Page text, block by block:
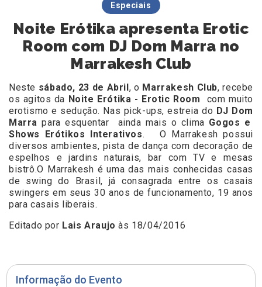
Informação do Evento
Especiais
Noite Erótika apresenta Erotic
Room com DJ Dom Marra no
Marrakesh Club
Neste sábado, 23 de Abril , o Marrakesh Club, recebe
os agitos da Noite Erótika - Erotic Room com muito
erotismo e sedução. Nas pick-ups, estreia do DJ Dom
Marra para esquentar ainda mais o clima Gogos e
Shows Erótikos Interativos. O Marrakesh possui
diversos ambientes, pista de dança com decoração de
espelhos e jardins naturais, bar com TV e mesas
bistrô.O Marrakesh é uma das mais conhecidas casas
de swing do Brasil, já consagrada entre os casais
swingers em seus 30 anos de funcionamento, 19 anos
para casais liberais.
Editado por Lais Araujo às 18/04/2016